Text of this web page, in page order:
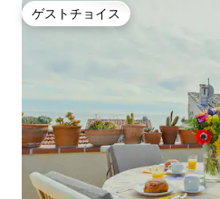
ゲストチョイス
ゲストチョイス